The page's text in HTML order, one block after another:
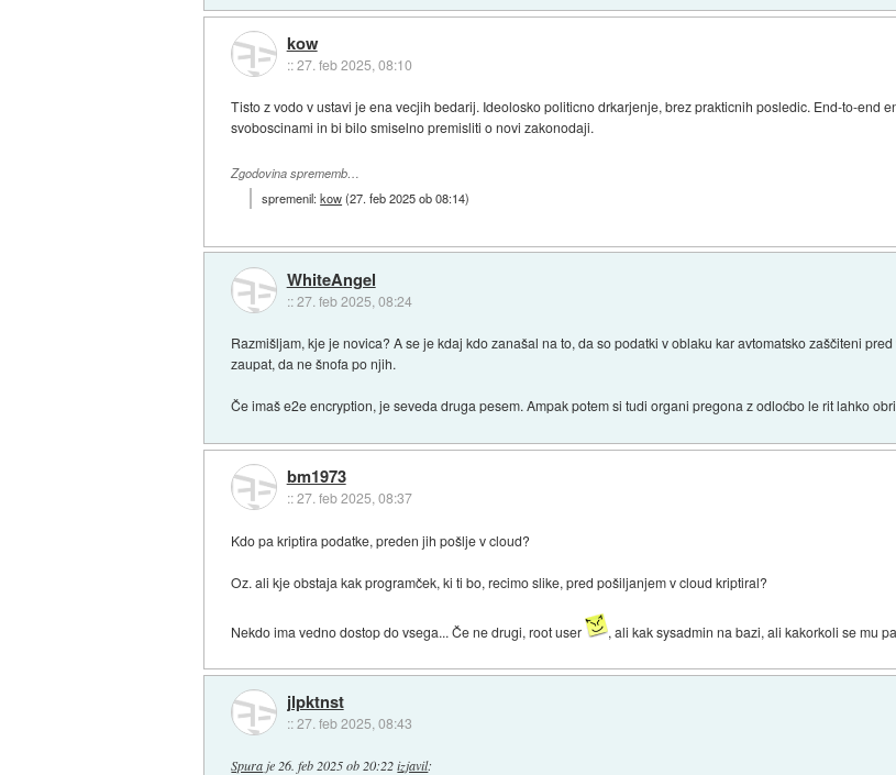
kow
::27. feb 2025, 08:10
Tisto z vodo v ustavi je ena vecjih bedarij. Ideolosko politicno drkarjenje, brez prakticnih posledic. End-to-end
svoboscinami in bi bilo smiselno premisliti o novi zakonodaji.
Zgodovina sprememb…
spremenil:kow(27. feb 2025 ob 08:14)
WhiteAngel
::27. feb 2025, 08:24
Razmišljam, kje je novica? A se je kdaj kdo zanašal na to, da so podatki v oblaku kar avtomatsko zaščiteni
zaupat, da ne šnofa po njih.
Če imaš e2e encryption, je seveda druga pesem. Ampak potem si tudi organi pregona z odloćbo le rit lahko
bm1973
::27. feb 2025, 08:37
Kdo pa kriptira podatke, preden jih pošlje v cloud?
Oz. ali kje obstaja kak programček, ki ti bo, recimo slike, pred pošiljanjem v cloud kriptiral?
Nekdo ima vedno dostop do vsega... Če ne drugi, root user , ali kak sysadmin na bazi, ali kakorkoli se mu
jlpktnst
::27. feb 2025, 08:43
Spura je 26. feb 2025 ob 20:22 izjavil: